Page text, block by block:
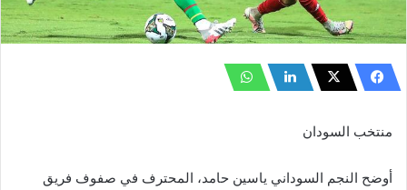
منتخب السودان
أوضح النجم السوداني ياسين حامد، المحترف في صفوف فريق